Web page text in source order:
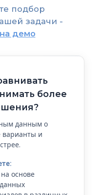
подбор
задачи -
демо
более
данным о
варианты и
основе